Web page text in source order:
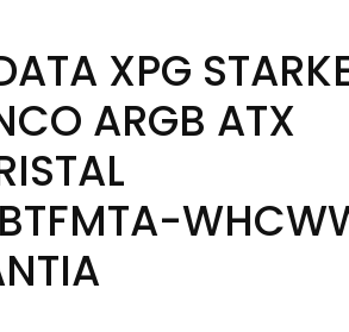
XPG
ARGB ATX